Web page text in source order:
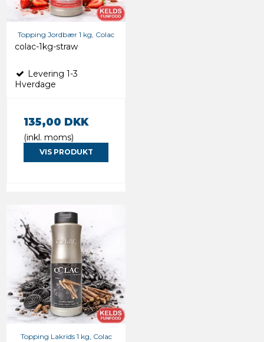
Topping Jordbær 1 kg, Colac
colac-1kg-straw
Levering 1-3
Hverdage
135,00 DKK
(inkl. moms)
VIS PRODUKT
Topping Lakrids 1 kg, Colac